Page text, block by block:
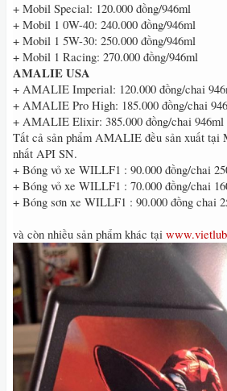
+ Mobil Special: 120.000 đồng/946ml
+ Mobil 1 0W-40: 240.000 đồng/946ml
+ Mobil 1 5W-30: 250.000 đồng/946ml
+ Mobil 1 Racing: 270.000 đồng/946ml
AMALIE USA
+ AMALIE Imperial: 120.000 đồng/chai
+ AMALIE Pro High: 185.000 đồng/chai
+ AMALIE Elixir: 385.000 đồng/chai 946ml
Tất cả sản phẩm AMALIE đều sản xuất tại
nhất API SN.
+ Bóng vỏ xe WILLF1 : 90.000 đồng/chai
+ Bóng vỏ xe WILLF1 : 70.000 đồng/chai
+ Bóng sơn xe WILLF1 : 90.000 đồng chai
và còn nhiều sản phẩm khác tại